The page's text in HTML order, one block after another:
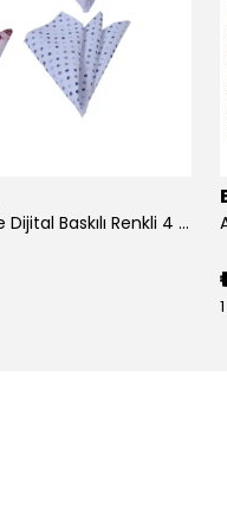
4'lü Beyaz üzerine Dijital Baskılı Renkli 4 in 1 Cep Yaka Mendil Seti